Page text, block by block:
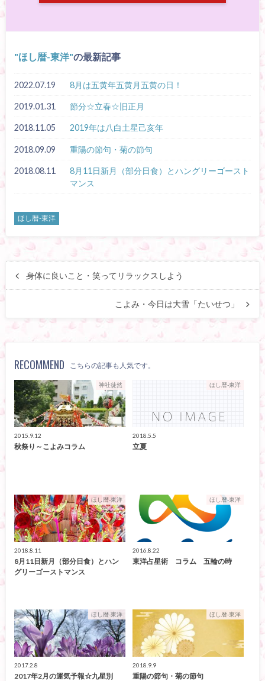
ほし暦-東洋 の最新記事
2022.07.19 8月は五黄年五黄月五黄の日！
2019.01.31 節分☆立春☆旧正月
2018.11.05 2019年は八白土星己亥年
2018.09.09 重陽の節句・菊の節句
2018.08.11
8月11日新月（部分日食）とハングリーゴースト
マンス
ほし暦-東洋
身体に良いこと・笑ってリラックスしよう
こよみ・今日は大雪「たいせつ」
RECOMMEND こちらの記事も人気です。
神社徒然
2015.9.12
秋祭り～こよみコラム
ほし暦-東洋
2018.5.5
立夏
ほし暦-東洋
2018.8.11
8月11日新月（部分日食）とハン
グリーゴーストマンス
ほし暦-東洋
2016.8.22
東洋占星術 コラム 五輪の時
ほし暦-東洋
2017.2.8
2017年2月の運気予報☆九星別
ほし暦-東洋
2018.9.9
重陽の節句・菊の節句